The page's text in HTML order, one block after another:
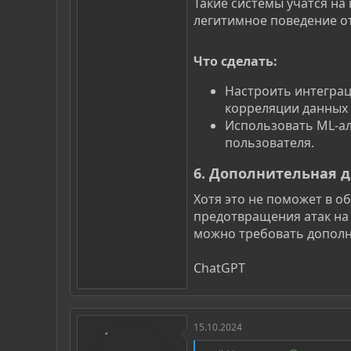
легитимное поведение
Что сделать:​
Настроить
корреляции
Использовать ML-
пользователя.
6. Дополнительная
Хотя это не поможет в
предотвращения атак
можно требовать
ChatGPT
15.10.2024